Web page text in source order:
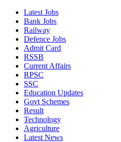
Latest Jobs
Bank Jobs
Railway
Defence Jobs
Admit Card
RSSB
Current Affairs
RPSC
SSC
Education Updates
Govt Schemes
Result
Technology
Agriculture
Latest News